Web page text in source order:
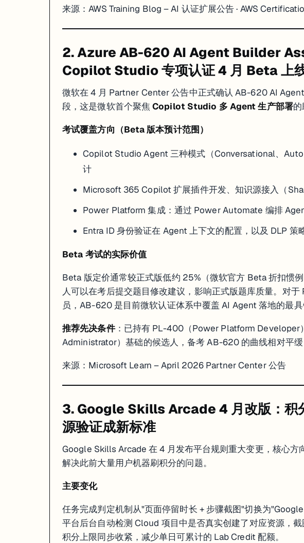
Lab 考试（8 小时实机）引入两类新故障场景：AI-ops 告警驱动的自动化排错（要求配置
：旧版 350-401 v1.x 题库的 Pearson VUE 下线日期暂未官方公布。正在备考的候
Cisco Learning Network – A New Era for Cisco Certifications
来源：AWS Training Blog – AI 认证扩展公告· AWS
2. Azure AB-620 AI Agent Builder
Copilot Studio 专项认证 4 月 Beta 上
微软在 4 月 Partner Center 公告中正式确认 AB-620 AI
段，这是微软首个聚焦Copilot Studio 多 Agent 生产部署的
考试覆盖方向（Beta 版本预计范围）
Copilot Studio Agent 三种模式（Conversational、
计
Microsoft 365 Copilot 扩展插件开发、知识源接入（
Power Platform 集成：通过 Power Automate 编排
Entra ID 身份验证在 Agent 上下文的配置，以及 DLP 策
Beta 考试的实际价值
Beta 版定价通常较正式版低约 25%（微软官方 Beta 折扣惯
人可以在考后提交题目修改建议，影响正式版题库质量。对
员，AB-620 是目前微软认证体系中覆盖 AI Agent 落地的最具
推荐先决条件：已持有 PL-400（Power Platform Developer
Administrator）基础的候选人，备考 AB-620 的曲线相对平缓
来源： Microsoft Learn – April 2026 Partner Center 公告
3. Google Skills Arcade 4 月改版：积
源验证成新标准
Google Skills Arcade 在 4 月发布平台规则重大变更，核心方
解决此前大量用户机器刷积分的问题。
主要变化
任务完成判定机制从"页面停留时长 + 步骤截图"切换为
平台后台自动检测 Cloud 项目中是否真实创建了对应资源，
积分上限同步收紧，减少单日可累计的 Lab Credit 配额。